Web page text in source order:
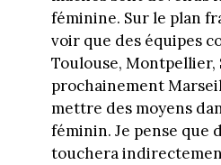
féminine. Sur le plan
voir que des équipes
Toulouse,
prochainement
mettre des moyens
féminin. Je pense que
touchera